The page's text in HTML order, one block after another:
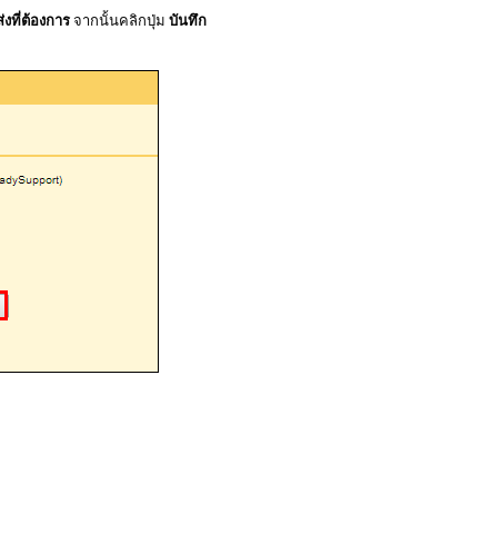
ที่ต้องการจากนั้นคลิกปุ่ม บันทึก